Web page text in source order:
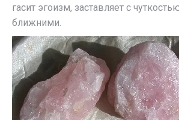
гасит эгоизм, заставляет с
ближними.